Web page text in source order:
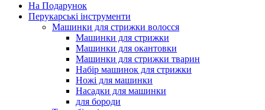
На Подарунок
Перукарські інструменти
Машинки для стрижки волосся
Машинки для стрижки
Машинки для окантовки
Машинки для стрижки тварин
Набір машинок для стрижки
Ножі для машинки
Насадки для машинки
для бороди